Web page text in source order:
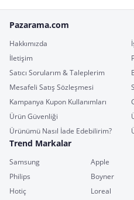
Pazarama.com
Hakkımızda
İletişim
Satıcı Sorularım & Taleplerim
Mesafeli Satış Sözleşmesi
Kampanya Kupon Kullanımları
Ürün Güvenliği
Ürünümü Nasıl İade Edebilirim?
Trend Markalar
Samsung Apple
Philips
Boyner
Hotiç
Loreal